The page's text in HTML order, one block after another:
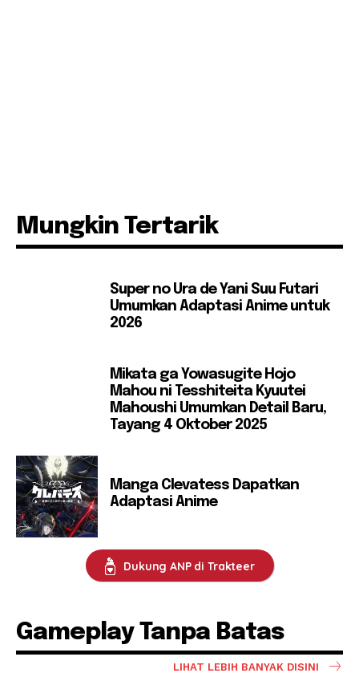
Mungkin Tertarik
Super no Ura de Yani Suu Futari
Umumkan Adaptasi Anime untuk
2026
Mikata ga Yowasugite Hojo
Mahou ni Tesshiteita Kyuutei
Mahoushi Umumkan Detail Baru,
Tayang 4 Oktober 2025
Manga Clevatess Dapatkan
Adaptasi Anime
Dukung ANP di Trakteer
Gameplay Tanpa Batas
LIHAT LEBIH BANYAK DISINI